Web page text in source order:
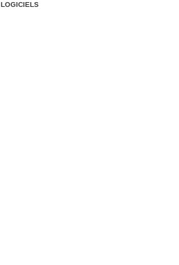
LOGICIELS